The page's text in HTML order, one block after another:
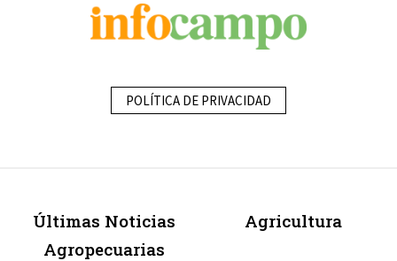
POLÍTICA DE PRIVACIDAD
Últimas Noticias
Agropecuarias
Agricultura